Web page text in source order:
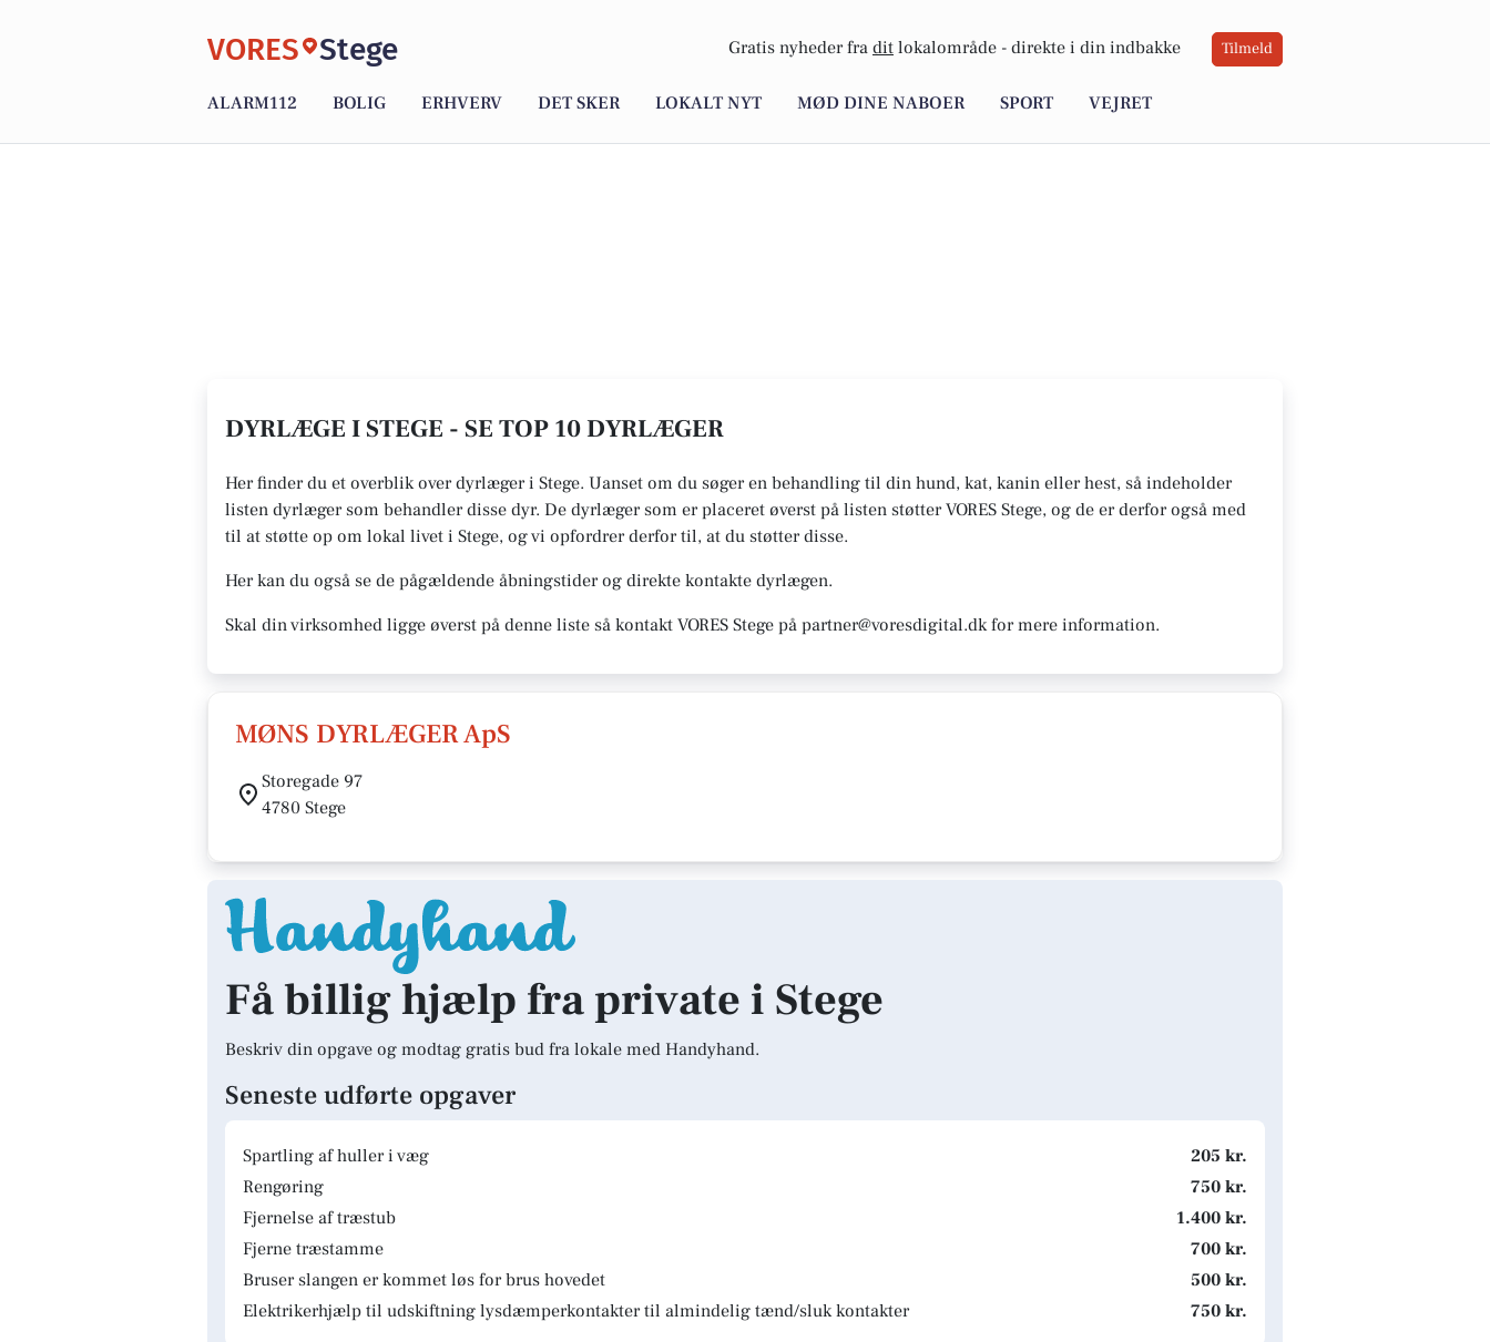
VORES Stege Gratis nyheder fra dit lokalområde - direkte i din indbakke Tilmeld
ALARM112 BOLIG ERHVERV DET SKER LOKALT NYT MØD DINE NABOER SPORT VEJRET
DYRLÆGE I STEGE - SE TOP 10 DYRLÆGER
Her finder du et overblik over dyrlæger i Stege. Uanset om du søger en behandling til din hund, kat, kanin eller hest, så indeholder
listen dyrlæger som behandler disse dyr. De dyrlæger som er placeret øverst på listen støtter VORES Stege, og de er derfor også med
til at støtte op om lokal livet i Stege, og vi opfordrer derfor til, at du støtter disse.
Her kan du også se de pågældende åbningstider og direkte kontakte dyrlægen.
Skal din virksomhed ligge øverst på denne liste så kontakt VORES Stege på partner@voresdigital.dk for mere information.
MØNS DYRLÆGER ApS
Storegade 97
4780 Stege
Få billig hjælp fra private i Stege
Beskriv din opgave og modtag gratis bud fra lokale med Handyhand.
Seneste udførte opgaver
Spartling af huller i væg
205 kr.
Rengøring
750 kr.
Fjernelse af træstub
1.400 kr.
Fjerne træstamme
700 kr.
Bruser slangen er kommet løs for brus hovedet
500 kr.
Elektrikerhjælp til udskiftning lysdæmperkontakter til almindelig tænd/sluk kontakter
750 kr.